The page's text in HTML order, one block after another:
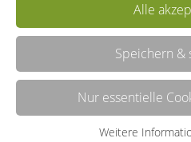
Alle
Speichern &
Nur essentielle
Weitere